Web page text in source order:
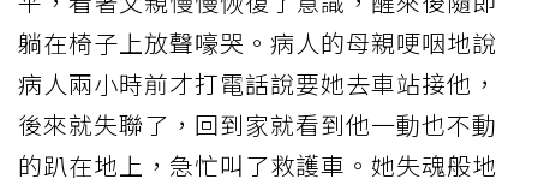
躺在椅子上放聲嚎哭。病人的母親哽咽地說
病人兩小時前才打電話說要她去車站接他，
後來就失聯了，回到家就看到他一動也不動
的趴在地上，急忙叫了救護車。她失魂般地